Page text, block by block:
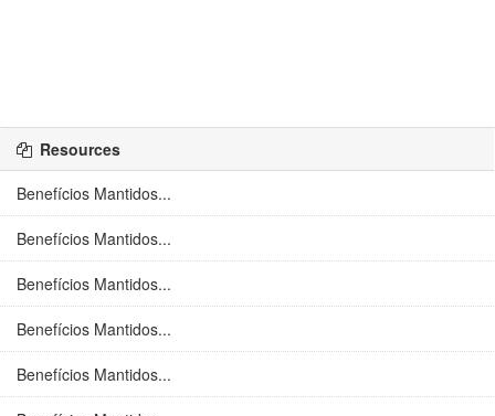
Resources
Benefícios Mantidos...
Benefícios Mantidos...
Benefícios Mantidos...
Benefícios Mantidos...
Benefícios Mantidos...